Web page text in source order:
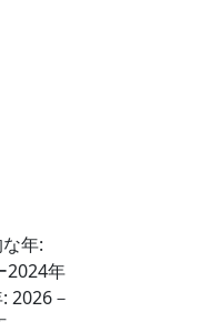
年:
2024年
2026－